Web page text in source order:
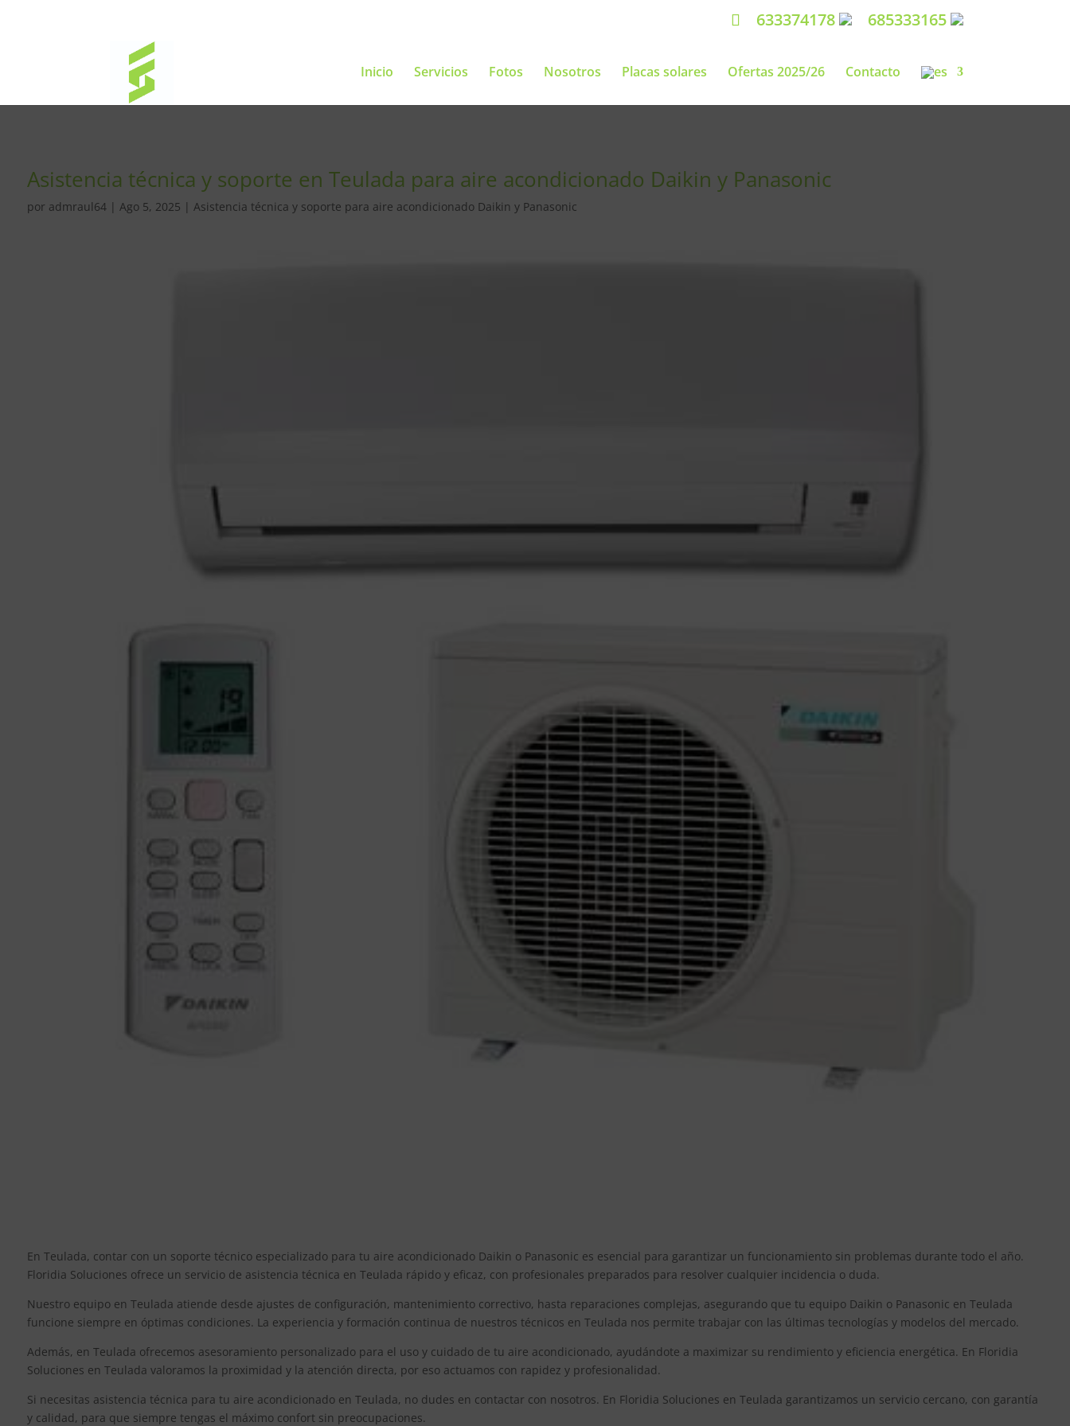
633374178 685333165
Inicio Servicios Fotos Nosotros Placas solares Ofertas 2025/26 Contacto
Asistencia técnica y soporte en Teulada para aire acondicionado Daikin y Panasonic
por admraul64| Ago 5, 2025 | Asistencia técnica y soporte para aire acondicionado Daikin y Panasonic
En Teulada, contar con un soporte técnico especializado para tu aire acondicionado Daikin o Panasonic es esencial para garantizar un funcionamiento sin problemas durante todo el año.
Floridia Soluciones ofrece un servicio de asistencia técnica en Teulada rápido y eficaz, con profesionales preparados para resolver cualquier incidencia o duda.
Nuestro equipo en Teulada atiende desde ajustes de configuración, mantenimiento correctivo, hasta reparaciones complejas, asegurando que tu equipo Daikin o Panasonic en Teulada
funcione siempre en óptimas condiciones. La experiencia y formación continua de nuestros técnicos en Teulada nos permite trabajar con las últimas tecnologías y modelos del mercado.
Además, en Teulada ofrecemos asesoramiento personalizado para el uso y cuidado de tu aire acondicionado, ayudándote a maximizar su rendimiento y eficiencia energética. En Floridia
Soluciones en Teulada valoramos la proximidad y la atención directa, por eso actuamos con rapidez y profesionalidad.
Si necesitas asistencia técnica para tu aire acondicionado en Teulada, no dudes en contactar con nosotros. En Floridia Soluciones en Teulada garantizamos un servicio cercano, con garantía
y calidad, para que siempre tengas el máximo confort sin preocupaciones.